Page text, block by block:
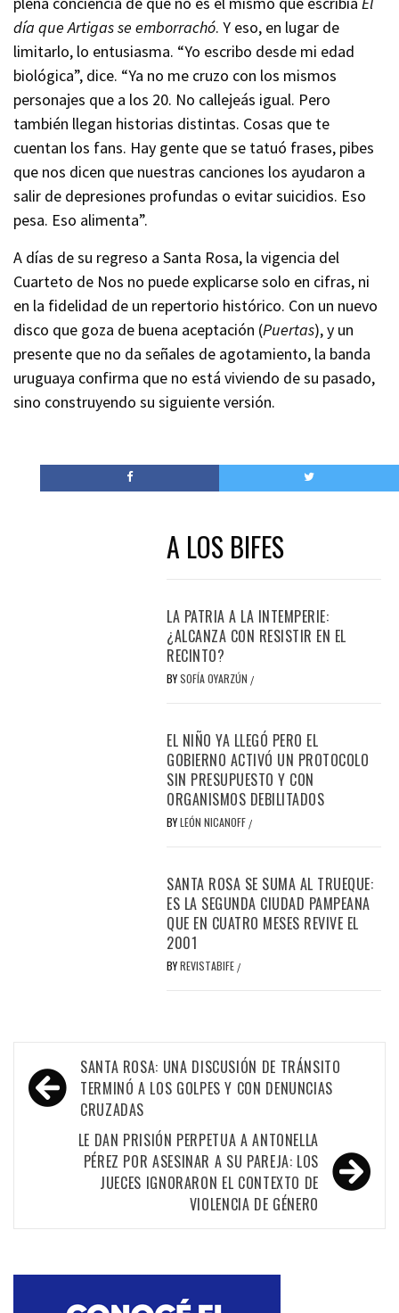
día que Artigas se emborrachó. Y eso, en lugar de
limitarlo, lo entusiasma. “Yo escribo desde mi edad
biológica”, dice. “Ya no me cruzo con los mismos
personajes que a los 20. No callejeás igual. Pero
también llegan historias distintas. Cosas que te
cuentan los fans. Hay gente que se tatuó frases, pibes
que nos dicen que nuestras canciones los ayudaron a
salir de depresiones profundas o evitar suicidios. Eso
pesa. Eso alimenta”.
A días de su regreso a Santa Rosa, la vigencia del
Cuarteto de Nos no puede explicarse solo en cifras, ni
en la fidelidad de un repertorio histórico. Con un nuevo
disco que goza de buena aceptación (Puertas), y un
presente que no da señales de agotamiento, la banda
uruguaya confirma que no está viviendo de su pasado,
sino construyendo su siguiente versión.
A LOS BIFES
LA PATRIA A LA INTEMPERIE:
¿ALCANZA CON RESISTIR EN EL
RECINTO?
BYSOFÍA OYARZÚN /
EL NIÑO YA LLEGÓ PERO EL
GOBIERNO ACTIVÓ UN PROTOCOLO
SIN PRESUPUESTO Y CON
ORGANISMOS DEBILITADOS
BYLEÓN NICANOFF /
SANTA ROSA SE SUMA AL TRUEQUE:
ES LA SEGUNDA CIUDAD PAMPEANA
QUE EN CUATRO MESES REVIVE EL
2001
BYREVISTABIFE /
Navegación
de
entradas
SANTA ROSA: UNA DISCUSIÓN DE TRÁNSITO
TERMINÓ A LOS GOLPES Y CON DENUNCIAS
CRUZADAS
LE DAN PRISIÓN PERPETUA A ANTONELLA
PÉREZ POR ASESINAR A SU PAREJA: LOS
JUECES IGNORARON EL CONTEXTO DE
VIOLENCIA DE GÉNERO